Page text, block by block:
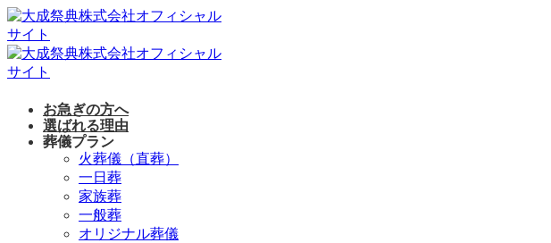
Skip
to
content
お急ぎの方へ
選ばれる理由
葬儀プラン
火葬儀（直葬）
一日葬
家族葬
一般葬
オリジナル葬儀